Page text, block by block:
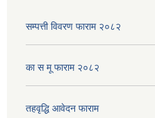
सम्पत्ती विवरण फाराम २०८२
का स मू फाराम २०८२
तहवृद्धि आवेदन फाराम